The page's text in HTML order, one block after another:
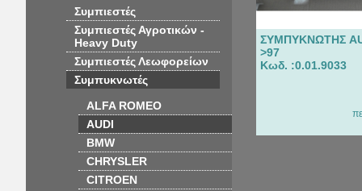
Συμπιεστές
Συμπιεστές Αγροτικών -
Heavy Duty
Συμπιεστές Λεωφορείων
Συμπυκνωτές
ALFA ROMEO
AUDI
BMW
CHRYSLER
CITROEN
ΣΥΜΠΥΚΝΩΤΗΣ
>97
Κωδ. :0.01.9033